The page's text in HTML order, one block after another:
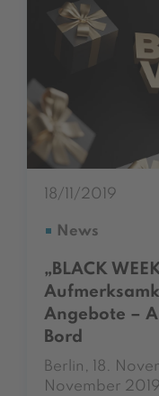
18/11/2019
News
„BLACK
Angebote –
Bord
Berlin, 18.
November